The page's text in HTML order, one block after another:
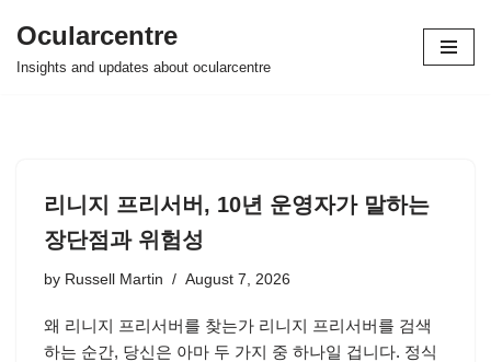
Skip
Ocularcentre
Insights and updates about ocularcentre
리니지 프리서버, 10년 운영자가 말하는
장단점과 위험성
by Russell Martin August 7, 2026
왜 리니지 프리서버를 찾는가 리니지 프리서버를 검색
하는 순간, 당신은 아마 두 가지 중 하나일 겁니다. 정식